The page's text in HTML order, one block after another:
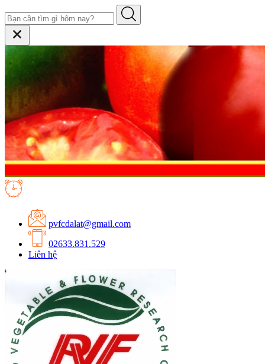
pvfcdalat@gmail.com
02633.831.529
Liên hệ